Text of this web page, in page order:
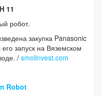
11
робот.
закупка Panasonic
запуск на Вяземском
/ smolinvest.com
Robot